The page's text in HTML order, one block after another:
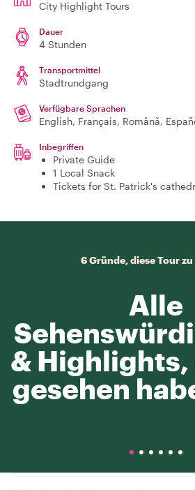
City Highlight Tours
Dauer
4 Stunden
Transportmittel
Stadtrundgang
Verfügbare Sprachen
English, Français, Română,
Inbegriffen
Private Guide
1 Local Snack
Tickets for St. Patrick's
6 Gründe, diese Tour
Alle
& Highlights,
gesehen